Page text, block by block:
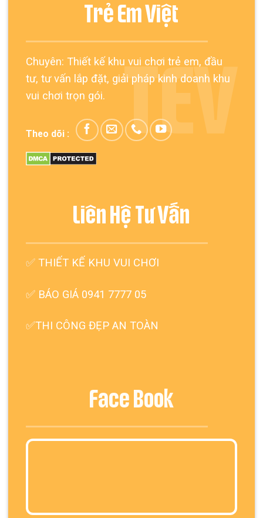
Trẻ Em Việt
Chuyên: Thiết kế khu vui chơi trẻ em, đầu
tư, tư vấn lắp đặt, giải pháp kinh doanh khu
vui chơi trọn gói.
Theo dõi : TEV
Liên Hệ Tư Vấn
✅THIẾT KẾ KHU VUI CHƠI
✅ BÁO GIÁ 0941 7777 05
✅THI CÔNG ĐẸP AN TOÀN
Face Book